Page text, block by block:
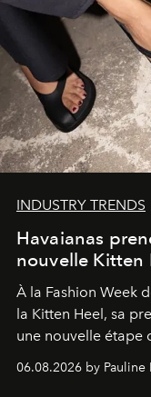
INDUSTRY TRENDS
Havaianas
nouvelle Kitten
À la Fashion Week
la Kitten Heel, sa
une nouvelle étape
06.08.2026 by